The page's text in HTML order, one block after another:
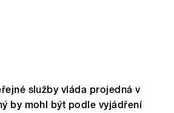
služby vláda projedná v
by mohl být podle vyjádření